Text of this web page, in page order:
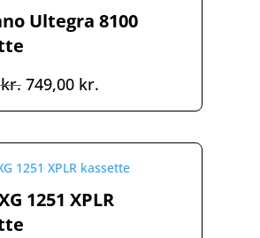
Ultegra 8100
kr. Den
oprindelige
949,00 kr..
749,00 kr.Den
aktuelle
749,00 kr..
1251 XPLR